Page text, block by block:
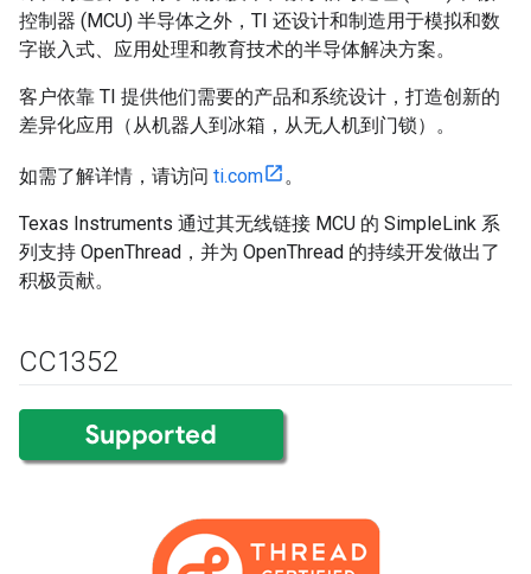
控制器 (MCU) 半导体之外，TI 还设计和制造用于模拟和数
字嵌入式、应用处理和教育技术的半导体解决方案。
客户依靠 TI 提供他们需要的产品和系统设计，打造创新的
差异化应用（从机器人到冰箱，从无人机到门锁）。
如需了解详情，请访问 ti.com 。
Texas Instruments 通过其无线链接 MCU 的 SimpleLink 系
列支持 OpenThread，并为 OpenThread 的持续开发做出了
积极贡献。
CC1352